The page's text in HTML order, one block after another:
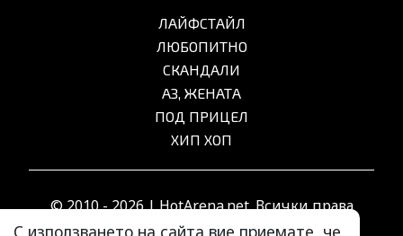
С използването на сайта вие приемате, че
ЛАЙФСТАЙЛ
ЛЮБОПИТНО
СКАНДАЛИ
АЗ, ЖЕНАТА
ПОД ПРИЦЕЛ
ХИП ХОП
© 2010 - 2026 | HotArena.net. Всички права
запазени.